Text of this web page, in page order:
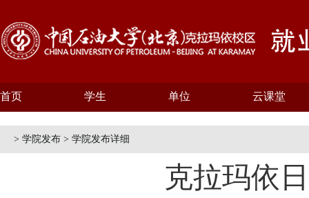
首页 学生 单位 云课堂
> 学院发布 > 学院发布详细
克拉玛依